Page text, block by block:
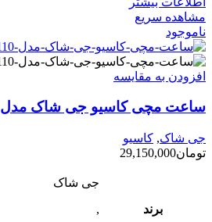
مشاهده سریع
ناموجود
افزودن به مقایسه
ساعت مچی کاسیو جی شاک مدل GA-110-1A
جی شاک, کاسیو
تومان29,150,000
برند
جی شاک
,